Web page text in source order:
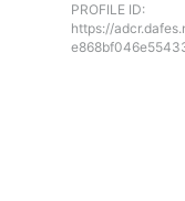
PROFILE ID:
https://